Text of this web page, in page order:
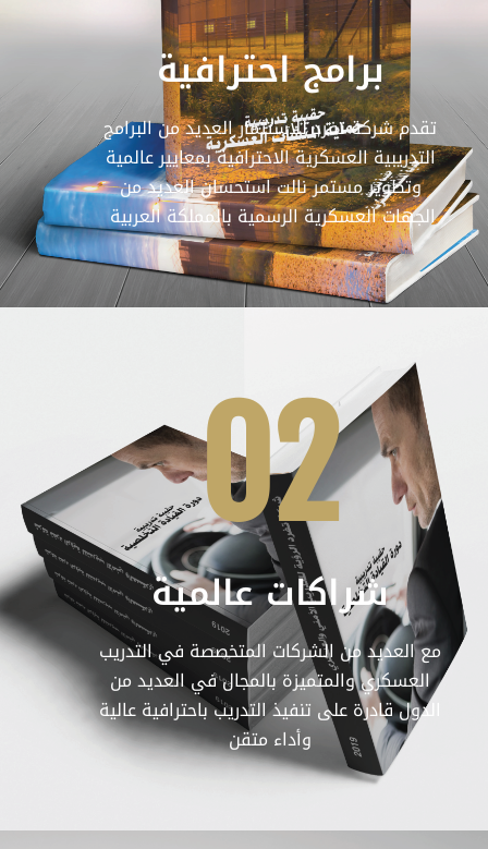
برامج احترافية
تقدم شركة تفرد للاستثمار العديد من البرامج
التدريبية العسكرية الاحترافية بمعايير عالمية
وتطوير مستمر نالت استحسان العديد من
الجهات العسكرية الرسمية بالمملكة العربية
02
شراكات عالمية
مع العديد من الشركات المتخصصة في التدريب
العسكري والمتميزة بالمجال في العديد من
الدول قادرة على تنفيذ التدريب باحترافية عالية
وأداء متقن